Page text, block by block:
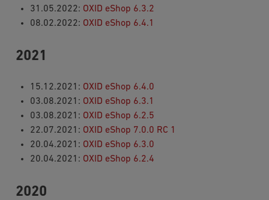
31.05.2022: OXID eShop 6.3.2
08.02.2022: OXID eShop 6.4.1
2021
15.12.2021: OXID eShop 6.4.0
03.08.2021: OXID eShop 6.3.1
03.08.2021: OXID eShop 6.2.5
22.07.2021: OXID eShop 7.0.0 RC 1
20.04.2021: OXID eShop 6.3.0
20.04.2021: OXID eShop 6.2.4
2020